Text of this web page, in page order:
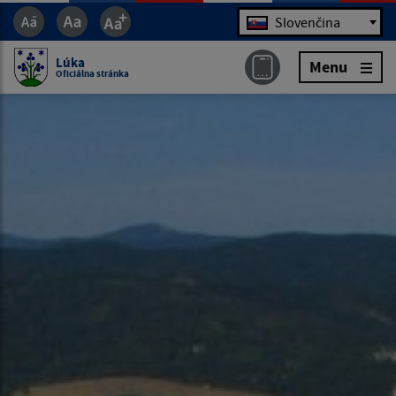
Jazyk Slovenčina
Lúka
Oficiálna stránka Menu